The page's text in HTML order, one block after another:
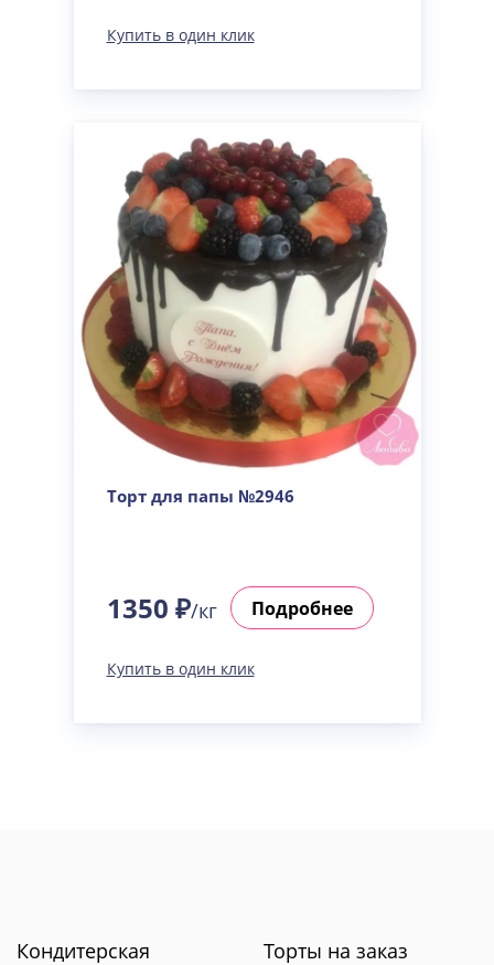
Купить в один клик
Торт для папы №2946
1350 ₽/кг Подробнее
Купить в один клик
Кондитерская Торты на заказ